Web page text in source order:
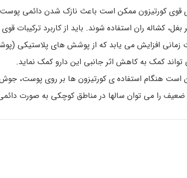
قوی کورتیزون ممکن است باعث نازک شدن دائمی
بغل، کشاله ران استفاده شوند. باید از کاربرد
است هنگام استفاده ی کورتیزون ها بر روی پوست،